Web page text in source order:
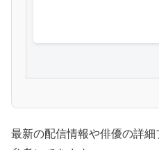
最新の配信情報や俳優の詳